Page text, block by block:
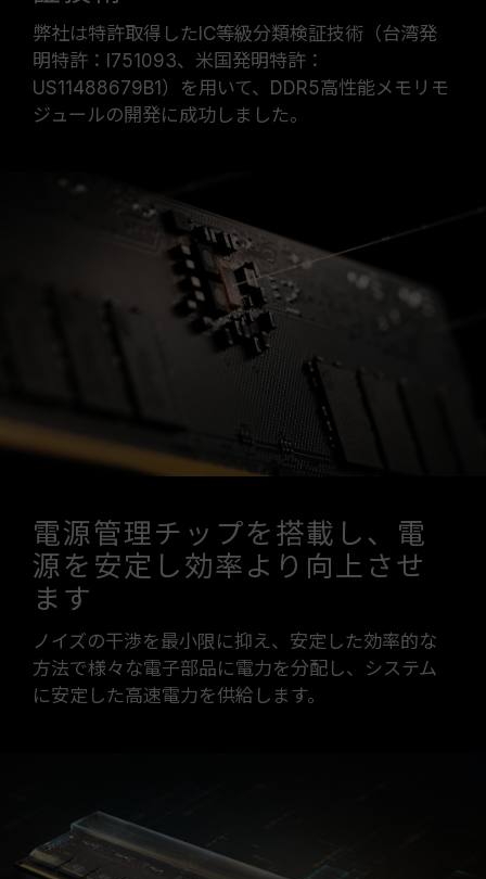
弊社は特許取得したIC等級分類検証技術（台湾発
明特許：I751093、米国発明特許：
US11488679B1）を用いて、DDR5高性能メモリモ
ジュールの開発に成功しました。
電源管理チップを搭載し、電
源を安定し効率より向上させ
ます
ノイズの干渉を最小限に抑え、安定した効率的な
方法で様々な電子部品に電力を分配し、システム
に安定した高速電力を供給します。